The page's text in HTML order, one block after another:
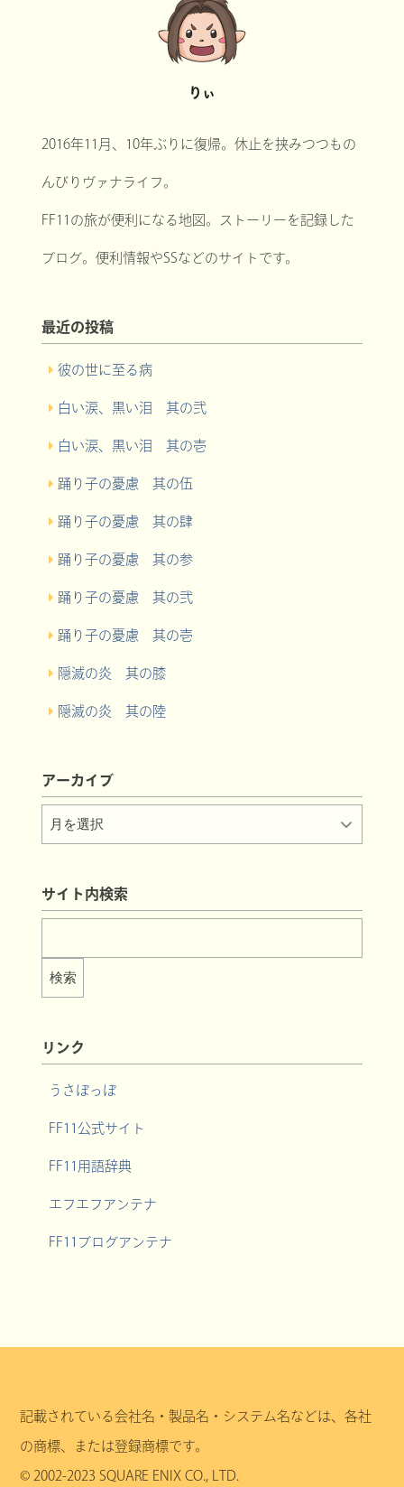
りぃ
2016年11月、10年ぶりに復帰。休止を挟みつつもの
んびりヴァナライフ。
FF11の旅が便利になる地図。ストーリーを記録した
ブログ。便利情報やSSなどのサイトです。
最近の投稿
彼の世に至る病
白い涙、黒い泪 其の弐
白い涙、黒い泪 其の壱
踊り子の憂慮 其の伍
踊り子の憂慮 其の肆
踊り子の憂慮 其の参
踊り子の憂慮 其の弐
踊り子の憂慮 其の壱
隠滅の炎 其の膝
隠滅の炎 其の陸
アーカイブ
サイト内検索
リンク
うさぽっぽ
FF11公式サイト
FF11用語辞典
エフエフアンテナ
FF11ブログアンテナ
記載されている会社名・製品名・システム名などは、各社
の商標、または登録商標です。
© 2002-2023 SQUARE ENIX CO., LTD.